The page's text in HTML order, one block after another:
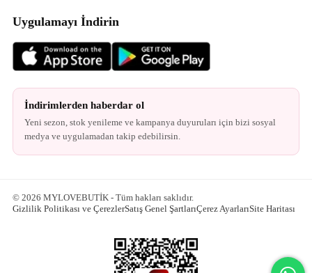
Uygulamayı İndirin
İndirimlerden haberdar ol
Yeni sezon, stok yenileme ve kampanya duyuruları için bizi sosyal
medya ve uygulamadan takip edebilirsin.
© 2026 MYLOVEBUTİK - Tüm hakları saklıdır.
Gizlilik Politikası ve ÇerezlerSatış Genel ŞartlarıÇerez AyarlarıSite Haritası